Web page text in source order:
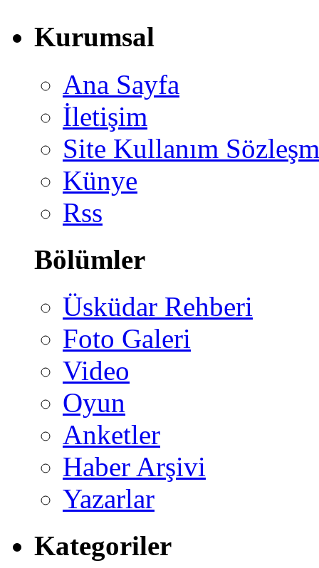
Kurumsal
Ana Sayfa
İletişim
Site Kullanım
Künye
Rss
Bölümler
Üsküdar Rehberi
Foto Galeri
Video
Oyun
Anketler
Haber Arşivi
Yazarlar
Kategoriler